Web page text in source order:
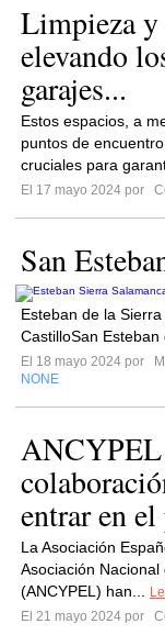
Limpieza
elevando
garajes...
Estos espacios, a
puntos de
cruciales para
El 17 mayo 2024 por
San
Esteban de la
CastilloSan Esteban
El 18 mayo 2024 por
NONE
ANCYPEL
entrar en
La Asociación
Asociación
(ANCYPEL) han...
El 21 mayo 2024 por